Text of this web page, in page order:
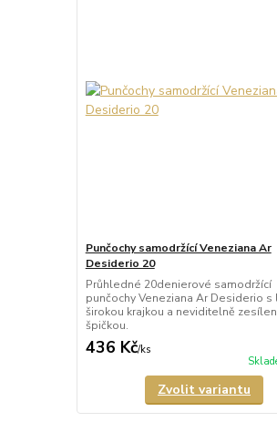
Punčochy samodržící Veneziana Ar
Desiderio 20
Průhledné 20denierové samodržící
punčochy Veneziana Ar Desiderio s
širokou krajkou a neviditelně
špičkou.
436 Kč/ks
Zvolit variantu